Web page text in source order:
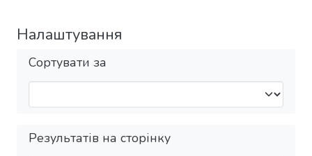
Налаштування
Сортувати за
Результатів на сторінку